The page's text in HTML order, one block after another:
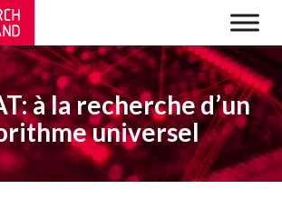
à la recherche d’un
universel